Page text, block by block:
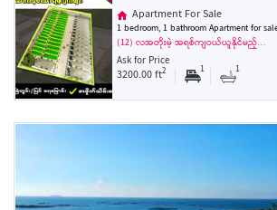
Apartment For Sale
1 bedroom, 1 bathroom Apartment for
(12) လအတိုးမဲ့ အရစ်ကျဝယ်ယူနိုင်မည့်…
Ask for Price
3200.00 ft2 1 1